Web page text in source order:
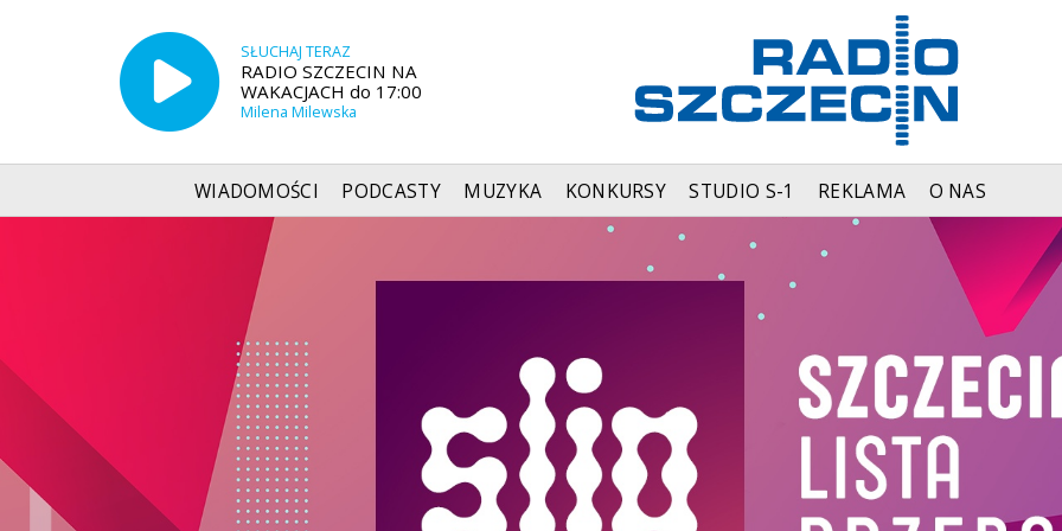
SŁUCHAJ TERAZ
RADIO SZCZECIN NA
WAKACJACH do 17:00
Milena Milewska
WIADOMOŚCI PODCASTY MUZYKA KONKURSY STUDIO S-1 REKLAMA O NAS